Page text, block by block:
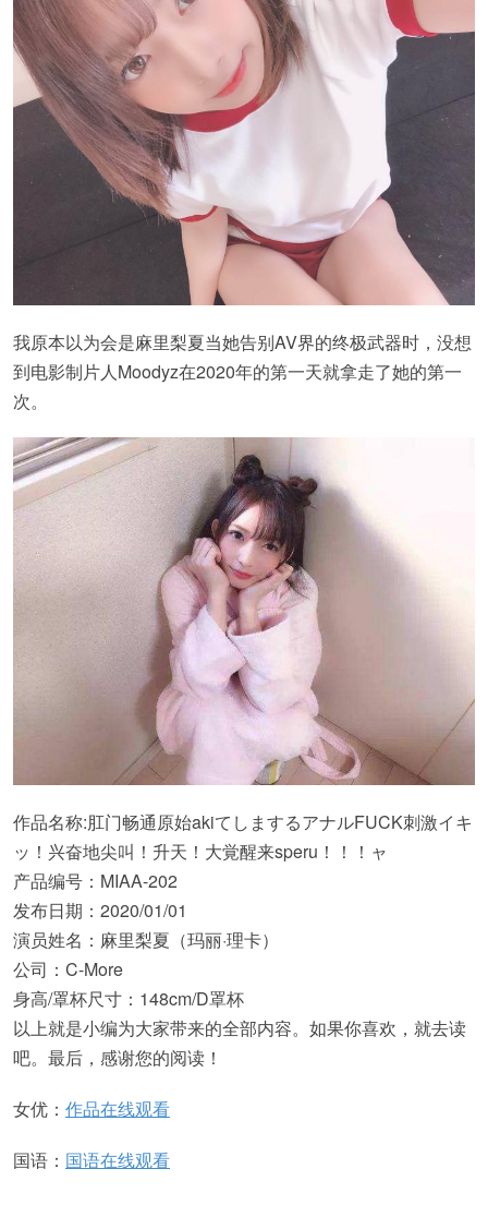
我原本以为会是麻里梨夏当她告别AV界的终极武器时，没想
到电影制片人Moodyz在2020年的第一天就拿走了她的第一
次。
作品名称:肛门畅通原始akiてしまするアナルFUCK刺激イキ
ッ！兴奋地尖叫！升天！大覚醒来speru！！！ャ
产品编号：MIAA-202
发布日期：2020/01/01
演员姓名：麻里梨夏（玛丽·理卡）
公司：C-More
身高/罩杯尺寸：148cm/D罩杯
以上就是小编为大家带来的全部内容。如果你喜欢，就去读
吧。最后，感谢您的阅读！
女优： 作品在线观看
国语： 国语在线观看